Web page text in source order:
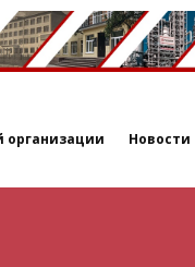
организации Новости